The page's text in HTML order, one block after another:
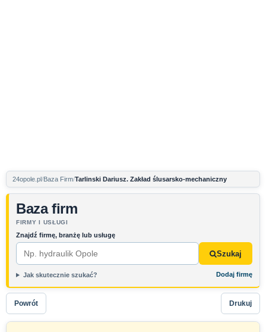
24opole.pl Baza Firm Tarlinski Dariusz. Zakład ślusarsko-mechaniczny
Baza firm
FIRMY I USŁUGI
Znajdź firmę, branżę lub usługę
Szukaj
Jak skutecznie szukać? Dodaj firmę
Powrót Drukuj